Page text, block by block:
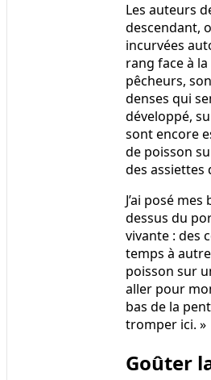
Les auteurs
descendant,
incurvées
rang face à
pêcheurs,
denses qui
développé,
sont encore
de poisson
des assiettes
J’ai posé
dessus du
vivante : des
temps à
poisson sur
aller pour
bas de la
tromper ici. »
Goûter